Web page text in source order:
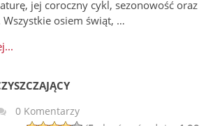
jej coroczny cykl, sezonowość oraz
Wszystkie osiem świąt, …
0 Komentarzy